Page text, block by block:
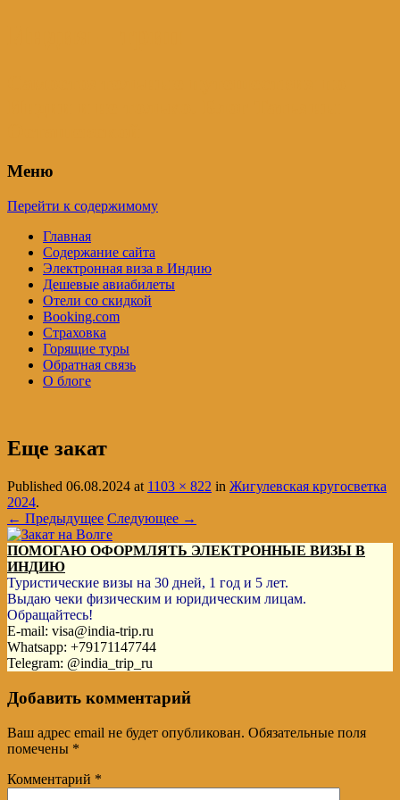
Меню
Перейти к содержимому
Главная
Содержание сайта
Электронная виза в Индию
Дешевые авиабилеты
Отели со скидкой
Booking.com
Страховка
Горящие туры
Обратная связь
О блоге
Еще закат
Published 06.08.2024 at 1103 × 822 in Жигулевская кругосветка
2024.
← Предыдущее Следующее →
ПОМОГАЮ ОФОРМЛЯТЬ ЭЛЕКТРОННЫЕ ВИЗЫ В
ИНДИЮ
Туристические визы на 30 дней, 1 год и 5 лет.
Выдаю чеки физическим и юридическим лицам.
Обращайтесь!
E-mail: visa@india-trip.ru
Whatsapp: +79171147744
Telegram: @india_trip_ru
Добавить комментарий
Ваш адрес email не будет опубликован. Обязательные поля
помечены *
Комментарий *